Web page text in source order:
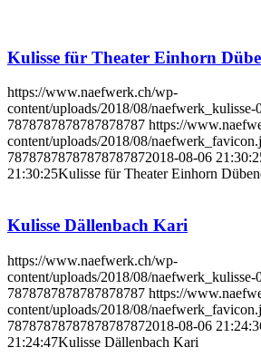
Kulisse für Theater Einhorn
https://www.naefwerk.ch/wp-
content/uploads/2018/08/naefwerk_kulisse-
7878787878787878787 https://
content/uploads/2018/08/
78787878787878787872018-08-06
21:30:25Kulisse für Theater Einhorn
Kulisse Dällenbach Kari
https://www.naefwerk.ch/wp-
content/uploads/2018/08/naefwerk_kulisse-
7878787878787878787 https://
content/uploads/2018/08/
78787878787878787872018-08-06
21:24:47Kulisse Dällenbach Kari